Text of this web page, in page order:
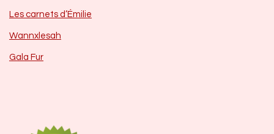
Les carnets d’Émilie
Wannxlesah
Gala Fur